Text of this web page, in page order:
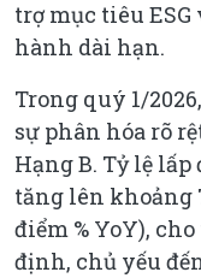
trợ mục tiêu
hành dài hạn.
Trong quý 1/
sự phân hóa rõ
Hạng B. Tỷ lệ
tăng lên khoảng
điểm % YoY),
định, chủ yếu